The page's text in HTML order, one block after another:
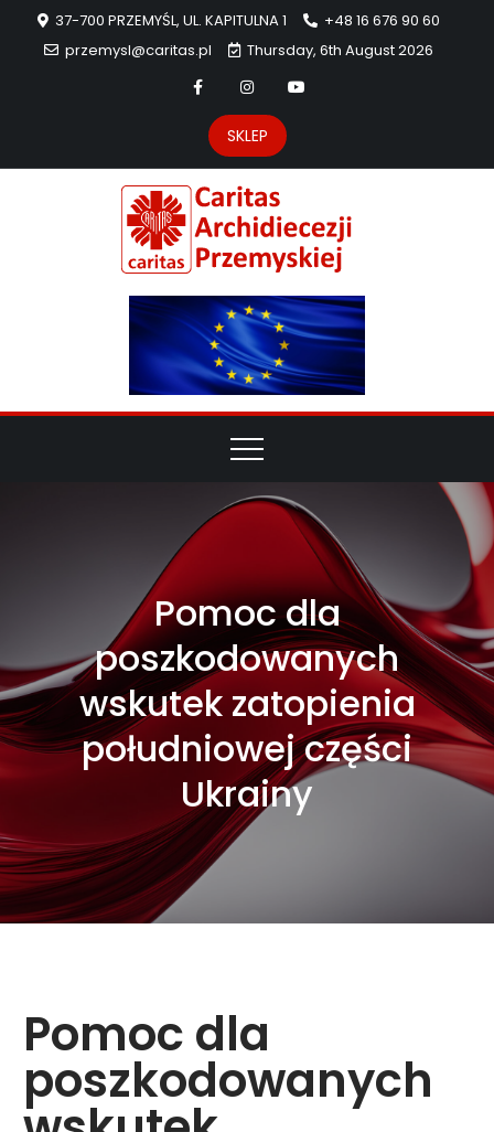
37-700 PRZEMYŚL, UL. KAPITULNA 1
+48 16 676 90 60
przemysl@caritas.pl
Thursday, 6th August 2026
SKLEP
Pomoc dla
poszkodowanych
wskutek zatopienia
południowej części
Ukrainy
Pomoc dla
poszkodowanych